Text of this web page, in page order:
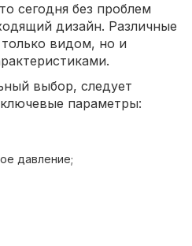
сегодня без проблем
дизайн. Различные
видом, но и
выбор, следует
параметры:
давление;